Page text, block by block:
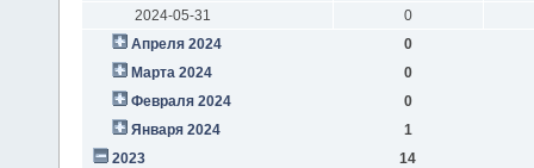
2024-05-31
0
Апреля 2024
0
Марта 2024
0
Февраля 2024
0
Января 2024
1
2023
14